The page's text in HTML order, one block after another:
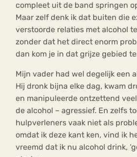
compleet uit de band springen
Maar zelf denk ik dat buiten die
verstoorde relaties met alcohol
zonder dat het direct enorm
dan kom je in dat grijze gebied
Mijn vader had wel degelijk een
Hij dronk bijna elke dag, kwam
en manipuleerde ontzettend
de alcohol – agressief. En zelfs
hulpverleners vaak niet als
omdat ik deze kant ken, vind ik
vreemd dat ik nu alcohol drink,